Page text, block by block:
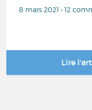
8 mars 2021 • 12
Lire